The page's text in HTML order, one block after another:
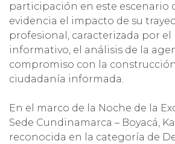
participación en este escenario
evidencia el impacto de su
profesional, caracterizada por el
informativo, el análisis de la
compromiso con la
ciudadanía informada.
En el marco de la Noche de la
Sede Cundinamarca – Boyacá,
reconocida en la categoría de